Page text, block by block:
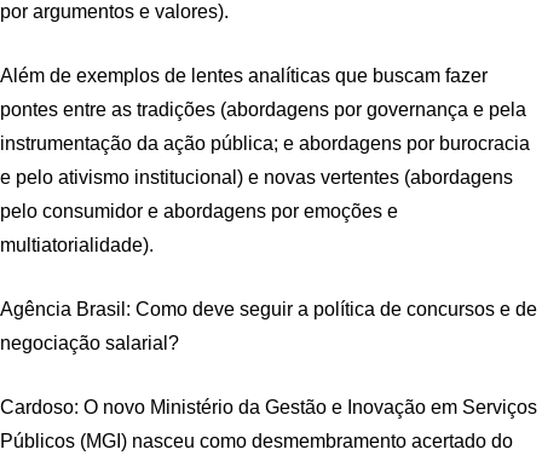
por argumentos e valores).
Além de exemplos de lentes analíticas que buscam fazer
pontes entre as tradições (abordagens por governança e pela
instrumentação da ação pública; e abordagens por burocracia
e pelo ativismo institucional) e novas vertentes (abordagens
pelo consumidor e abordagens por emoções e
multiatorialidade).
Agência Brasil: Como deve seguir a política de concursos e de
negociação salarial?
Cardoso: O novo Ministério da Gestão e Inovação em Serviços
Públicos (MGI) nasceu como desmembramento acertado do